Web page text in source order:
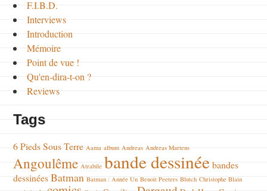
F.I.B.D.
Interviews
Introduction
Mémoire
Point de vue !
Qu'en-dira-t-on ?
Reviews
Tags
6 Pieds Sous Terre Aama album Andreas Andreas Martens
Angoulême Atrabile bande dessinéebandes
dessinéesBatman Batman : Année Un Benoit Peeters Blutch Christophe Blain